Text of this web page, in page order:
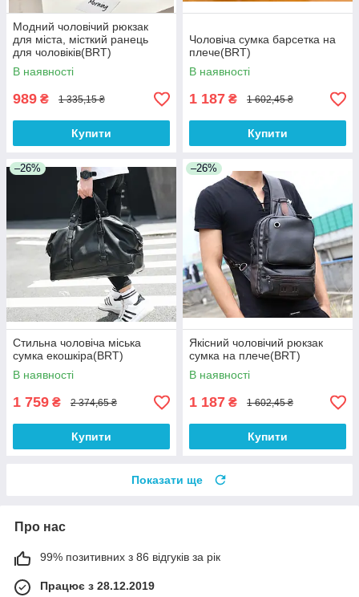
Модний чоловічий рюкзак
для міста, місткий ранець
для чоловіків(BRT)
В наявності
989 ₴ 1 335,15 ₴
Купити
Чоловіча сумка барсетка на
плече(BRT)
В наявності
1 187 ₴ 1 602,45 ₴
Купити
–26%
Стильна чоловіча міська
сумка екошкіра(BRT)
В наявності
1 759 ₴ 2 374,65 ₴
Купити
–26%
Якісний чоловічий рюкзак
сумка на плече(BRT)
В наявності
1 187 ₴ 1 602,45 ₴
Купити
Показати ще
Про нас
99% позитивних з 86 відгуків за рік
Працює з 28.12.2019